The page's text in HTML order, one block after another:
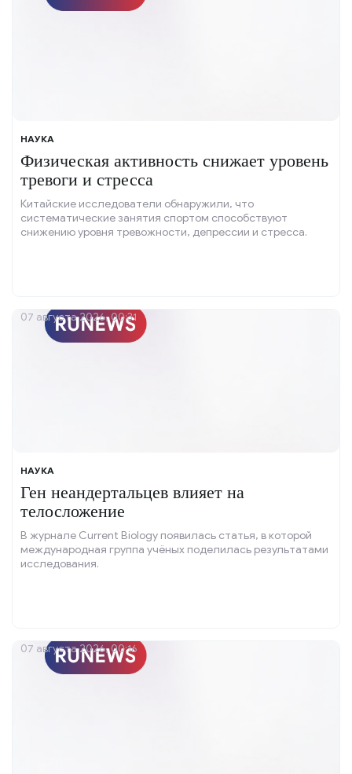
НАУКА
Физическая активность снижает уровень
тревоги и стресса
Китайские исследователи обнаружили, что
систематические занятия спортом способствуют
снижению уровня тревожности, депрессии и стресса.
НАУКА
Ген неандертальцев влияет на
телосложение
В журнале Current Biology появилась статья, в которой
международная группа учёных поделилась результатами
исследования.
07 августа 2026, 00:31
07 августа 2026, 00:16